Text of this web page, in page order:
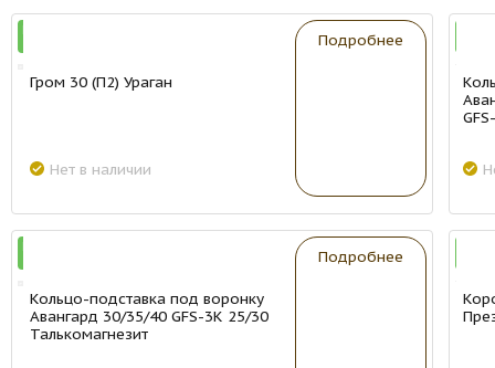
Гром 30 (П2) Ураган
Нет в наличии
Подробнее
Кольцо-подставка под воронку
Авангард 30/35/40 GFS-3K 25/30
Талькомагнезит
Подробнее